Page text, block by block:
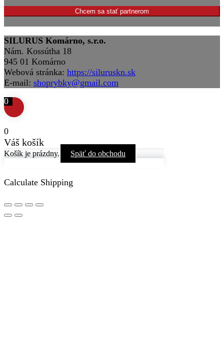
Chcem sa stať partnerom
SILURUS Komárno, s.r.o.
Nám. Kossútha 18
945 01 Komárno
Webová stránka: https://siluruskn.sk
E-mail: shoprybky@gmail.com
0
0
Váš košík
Košík je prázdny. Späť do obchodu
Calculate Shipping